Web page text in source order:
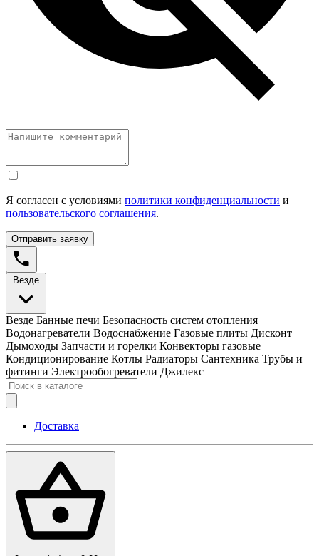
Я согласен с условиями политики конфиденциальности и
пользовательского соглашения.
Отправить заявку
Везде
Везде Банные печи Безопасность систем отопления
Водонагреватели Водоснабжение Газовые плиты Дисконт
Дымоходы Запчасти и горелки Конвекторы газовые
Кондиционирование Котлы Радиаторы Сантехника Трубы и
фитинги Электрообогреватели Джилекс
Доставка